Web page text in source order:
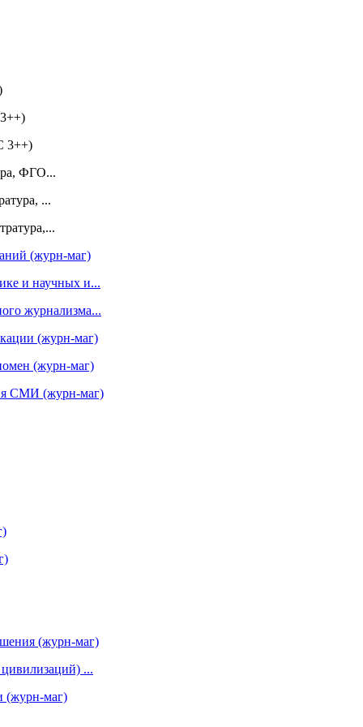
3++)
ФГО...
...
(журн-маг)
и научных и...
журнализма...
(журн-маг)
(журн-маг)
СМИ (журн-маг)
(журн-маг)
...
(журн-маг)